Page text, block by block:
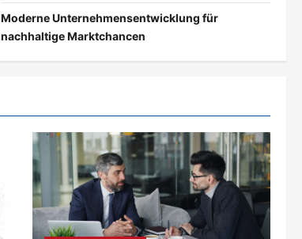
Moderne Unternehmensentwicklung für
nachhaltige Marktchancen